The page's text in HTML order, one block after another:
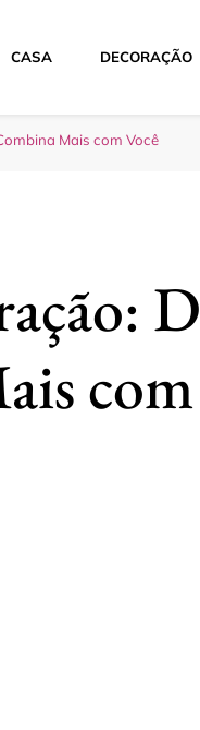
CASA DECORAÇÃO
Mais com Você
com